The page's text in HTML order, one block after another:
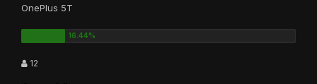
OnePlus 5T
12